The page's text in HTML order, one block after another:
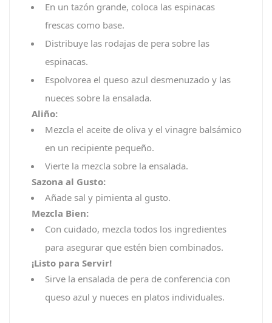
En un tazón grande, coloca las espinacas
frescas como base.
Distribuye las rodajas de pera sobre las
espinacas.
Espolvorea el queso azul desmenuzado y las
nueces sobre la ensalada.
Aliño:
Mezcla el aceite de oliva y el vinagre balsámico
en un recipiente pequeño.
Vierte la mezcla sobre la ensalada.
Sazona al Gusto:
Añade sal y pimienta al gusto.
Mezcla Bien:
Con cuidado, mezcla todos los ingredientes
para asegurar que estén bien combinados.
¡Listo para Servir!
Sirve la ensalada de pera de conferencia con
queso azul y nueces en platos individuales.